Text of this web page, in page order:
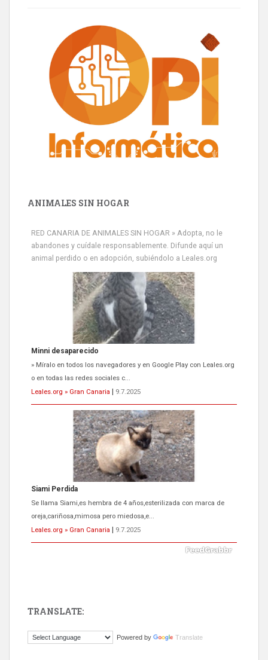
ANIMALES SIN HOGAR
RED CANARIA DE ANIMALES SIN HOGAR » Adopta, no le
abandones y cuídale responsablemente. Difunde aquí un
animal perdido o en adopción, subiéndolo a Leales.org
Minni desaparecido
» Míralo en todos los navegadores y en Google Play con Leales.org
o en todas las redes sociales c...
Leales.org » Gran Canaria
9.7.2025
Siami Perdida
Se llama Siami,es hembra de 4 años,esterilizada con marca de
oreja,cariñosa,mimosa pero miedosa,e...
Leales.org » Gran Canaria
9.7.2025
El ayuntamiento se va a llevar a Los Gatos callejeros de la zona los
TRANSLATE:
Powered by Translate